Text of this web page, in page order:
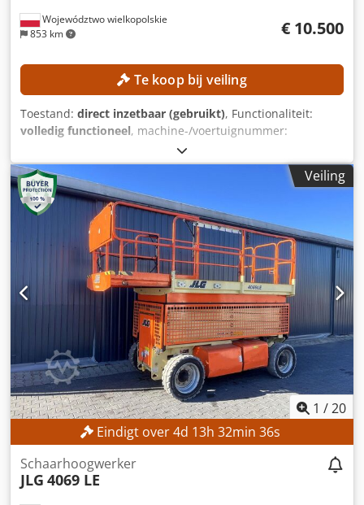
Województwo wielkopolskie
853 km
€ 10.500
Te koop bij veiling
Toestand: direct inzetbaar (gebruikt), Functionaliteit:
volledig functioneel, machine-/voertuignummer:
, bedrijfsturen:
hefhoogte:3.540 mm, masttype:duplex, bouwhoogte:
2.520 mm, Uitrusting:
, Geen minimumprijs
– gegarandeerde verkoop tegen het hoogste bod!
TECHNISCHE GEGEVENS Hefhoogte: 3.540 mm Bouwhoogte:
2.520 mm Cedpfozrlvfex Ag Uerf MACHINEGEGEVENS
Masttype: Duplex met vrije hefhoogte Batterijspanning: 80
V Batterijcapaciteit: 930 Ah Bouwjaar batterij: 2017
Hydraulische ventielen: 3e/4e ventiel Bedrijfstijden: 1.398
uur UITRUSTING Zijdelings verschuifbare vorken
Vorkpositieerder Lader inbegrepen Externe referentie:
Veiling
1 /20
Eindigt over4d 13h 32min 35s
Schaarhoogwerker
JLG 4069 LE